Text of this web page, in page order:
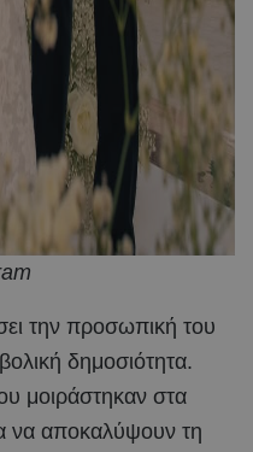
την προσωπική του
δημοσιότητα.
μοιράστηκαν στα
να αποκαλύψουν τη